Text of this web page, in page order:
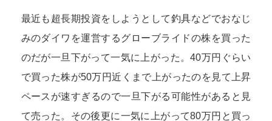
最近も超長期投資をしようとして釣具などでおなじ
みのダイワを運営するグローブライドの株を買った
のだが一旦下がって一気に上がった。40万円ぐらい
で買った株が50万円近くまで上がったのを見て上昇
ペースが速すぎるので一旦下がる可能性があると見
て売った。その後更に一気に上がって80万円と買っ